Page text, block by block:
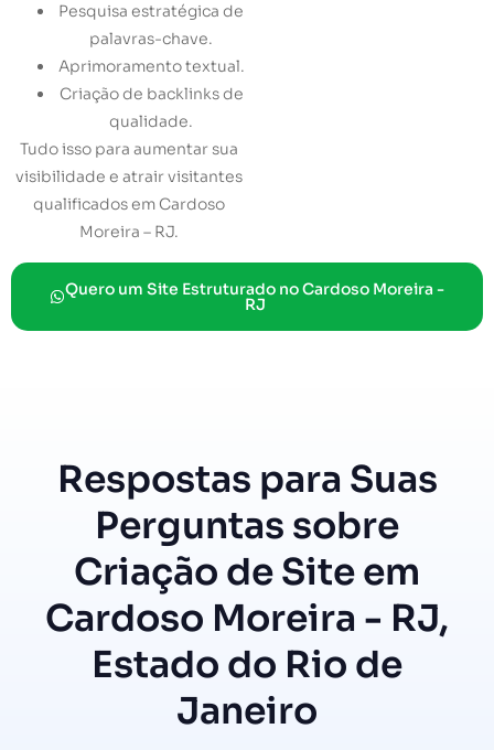
Pesquisa estratégica de
palavras-chave.
Aprimoramento textual.
Criação de backlinks de
qualidade.
Tudo isso para aumentar sua
visibilidade e atrair visitantes
qualificados em Cardoso
Moreira – RJ.
Quero um Site Estruturado no Cardoso Moreira -
RJ
Respostas para Suas
Perguntas sobre
Criação de Site em
Cardoso Moreira - RJ,
Estado do Rio de
Janeiro